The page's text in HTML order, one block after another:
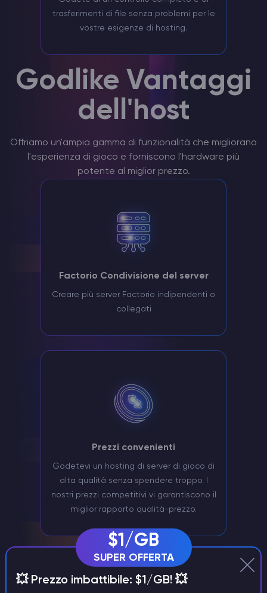
trasferimenti di file senza problemi per le
vostre esigenze di hosting.
Godlike Vantaggi
dell'host
Offriamo un'ampia gamma di funzionalità che migliorano
l'esperienza di gioco e forniscono l'hardware più
potente al miglior prezzo.
Factorio Condivisione del server
Creare più server Factorio indipendenti o
collegati
Prezzi convenienti
Godetevi un hosting di server di gioco di
alta qualità senza spendere troppo. I
nostri prezzi competitivi vi garantiscono il
miglior rapporto qualità-prezzo.
$1/GB
SUPER OFFERTA
💥 Prezzo imbattibile: $1/GB! 💥